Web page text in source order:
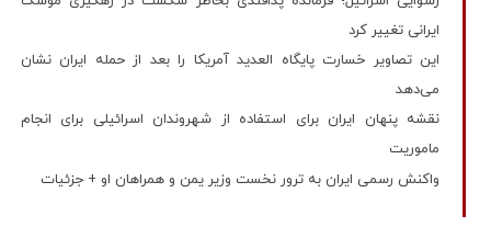
ایرانی تغییر کرد
این تصاویر خسارت پایگاه العدید آمریکا را بعد از حمله ایران نشان
می‌دهد
نقشه پنهان ایران برای استفاده از شهروندان اسرائیلی برای انجام
ماموریت
واکنش رسمی ایران به ترور نخست وزیر یمن و همراهان او + جزئیات